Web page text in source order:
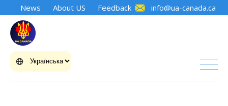
News About US Feedback info@ua-canada.ca